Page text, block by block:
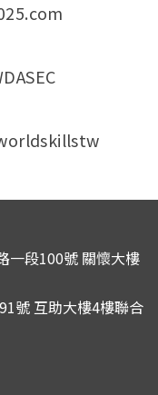
一段100號 關懷大樓
號 互助大樓4樓聯合